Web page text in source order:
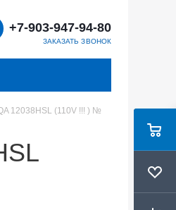
+7-903-947-94-80
ЗАКАЗАТЬ ЗВОНОК
12038HSL (110V !!! ) №